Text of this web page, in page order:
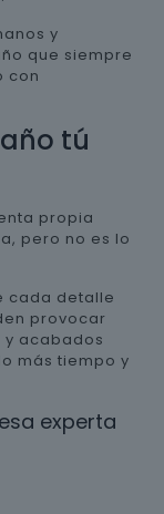
y
que siempre
con
tú
propia
pero no es lo
cada detalle
provocar
acabados
más tiempo y
experta